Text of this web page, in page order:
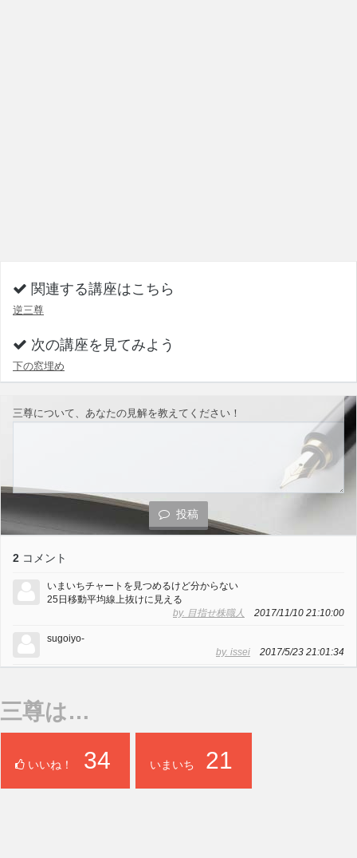
関連する講座はこちら
逆三尊
次の講座を見てみよう
下の窓埋め
三尊について、あなたの見解を教えてください！
投稿
2 コメント
いまいちチャートを見つめるけど分からない
25日移動平均線上抜けに見える
by. 目指せ株職人
2017/11/10 21:10:00
sugoiyo-
by. issei 2017/5/23 21:01:34
三尊は…
いいね！ 34 いまいち 21